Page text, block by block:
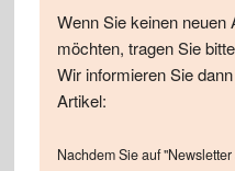
Wenn Sie keinen
möchten, tragen Sie
Wir informieren Sie
Artikel:
Nachdem Sie auf